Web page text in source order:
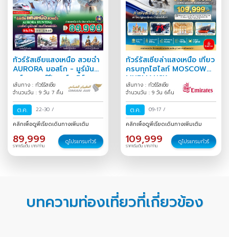
ทัวร์รัสเซียแสงเหนือ สวยฉ่ำ
AURORA มอสโก - มูร์มัน
สค์ - เซนต์ปีเตอร์สเบิร์ก
9D7N
เส้นทาง : ทัวร์รัสเซีย
จำนวนวัน : 9 วัน 7 คืน
ต.ค. 22-30 /
คลิกเพื่อดูพีเรียดเดินทางเพิ่มเติม
89,999
ราคาเริ่มต้น บาท/ท่าน
ดูโปรแกรมทัวร์
ทัวร์รัสเซียล่าแสงเหนือ เที่ยว
ครบทุกไฮไลท์ MOSCOW
MURMANSK
ST.PETERSBURG 9 วัน 6
คืน
เส้นทาง : ทัวร์รัสเซีย
จำนวนวัน : 9 วัน 6คืน
ต.ค. 09-17 /
คลิกเพื่อดูพีเรียดเดินทางเพิ่มเติม
109,999
ราคาเริ่มต้น บาท/ท่าน
ดูโปรแกรมทัวร์
บทความท่องเที่ยวที่เกี่ยวข้อง